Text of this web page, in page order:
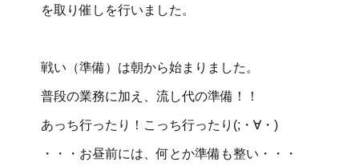
を取り催しを行いました。
戦い（準備）は朝から始まりました。
普段の業務に加え、流し代の準備！！
あっち行ったり！こっち行ったり(;・∀・)
・・・お昼前には、何とか準備も整い・・・